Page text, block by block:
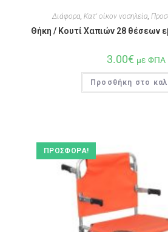
Διάφορα, Κατ' οίκον νοσηλεία,
Θήκη / Κουτί Χαπιών 28 θέσεων
3.00€ με ΦΠΑ
Προσθήκη στο
ΠΡΟΣΦΟΡΆ!